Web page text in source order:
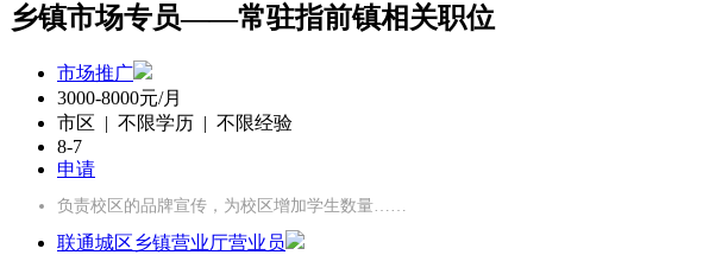
乡镇市场专员——常驻指前镇相关职位
市场推广
3000-8000元/月
市区 | 不限学历 | 不限经验
8-7
申请
负责校区的品牌宣传，为校区增加学生数量……
联通城区乡镇营业厅营业员